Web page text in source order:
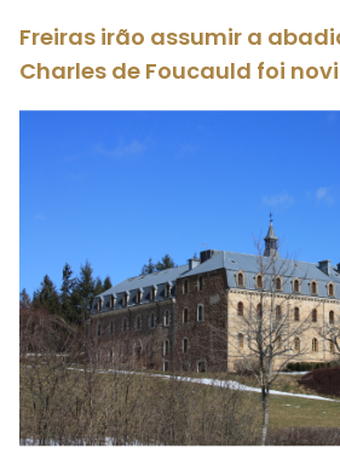
Freiras irão assumir a
Charles de Foucauld foi